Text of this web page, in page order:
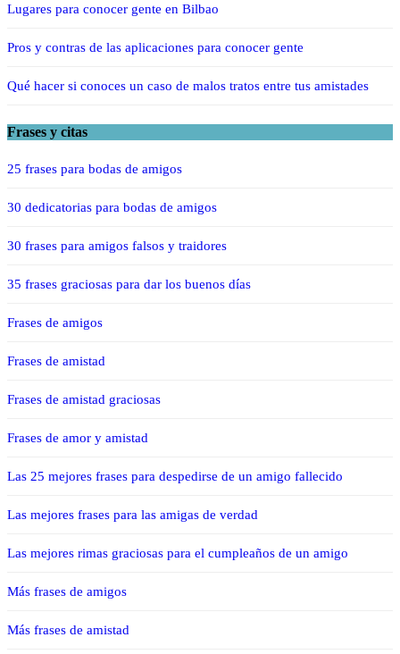
Lugares para conocer gente en Bilbao
Pros y contras de las aplicaciones para conocer gente
Qué hacer si conoces un caso de malos tratos entre tus amistades
Frases y citas
25 frases para bodas de amigos
30 dedicatorias para bodas de amigos
30 frases para amigos falsos y traidores
35 frases graciosas para dar los buenos días
Frases de amigos
Frases de amistad
Frases de amistad graciosas
Frases de amor y amistad
Las 25 mejores frases para despedirse de un amigo fallecido
Las mejores frases para las amigas de verdad
Las mejores rimas graciosas para el cumpleaños de un amigo
Más frases de amigos
Más frases de amistad